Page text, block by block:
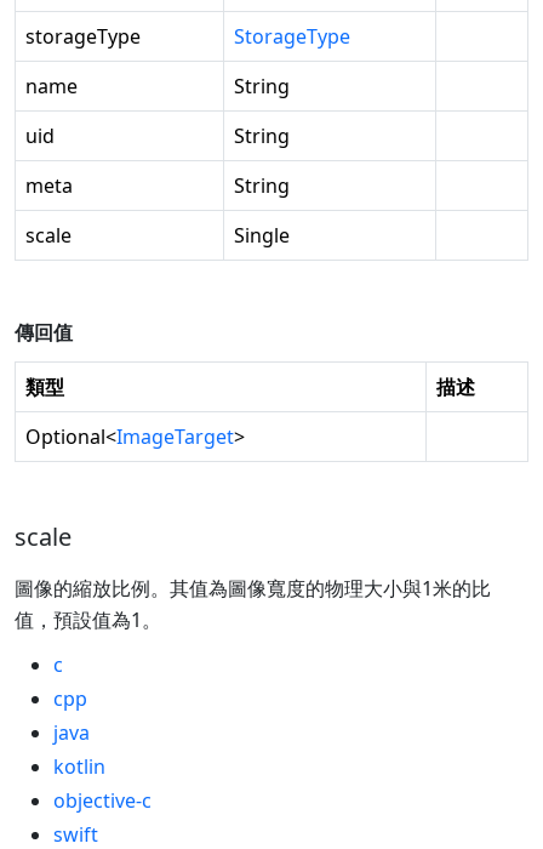
storageType
StorageType
name
String
uid
String
meta
String
scale
Single
傳回值
類型
描述
Optional<ImageTarget>
scale
圖像的縮放比例。其值為圖像寬度的物理大小與1米的比
值，預設值為1。
c
cpp
java
kotlin
objective-c
swift